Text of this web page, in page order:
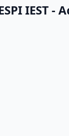
IEST -